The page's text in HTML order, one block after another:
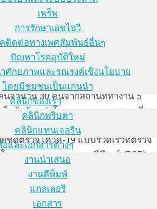
เพร็พ
การรักษาเอชไอวี
ติดต่อทางเพศสัมพันธ์อื่นๆ
ปัญหาโรคอุบัติใหม่
ศักยภาพและรณรงค์เชิงนโยบาย
โดยมีชุมชนเป็นแกนนำ
คลินิกของเรา
คลินิกพริบตา
คลินิกแทนเจอรีน
อและเอกสารต่างๆ
งานนำเสนอ
งานตีพิมพ์
แกลเลอรี
เอกสาร
แพร่ผลการวิจัยแบบ preprint ที่ยังไม่
องวงการ (หรือ peer review) แสดง
ร็วอาจไม่สามารถตรวจพบการติดเชื้อ
ที่จะเกิดการแพร่เชื้อให้ผู้อื่นต่อไปได้
นจำนวน 30 คนจากสถานที่ทำงาน 5
วรัสผันแปรโอมะครอนมาก สถานที่
านต้องตรวจการติดเชื้อไวรัส
ชุดตรวจโควิด-19 แบบรวดเร็วที่ตรวจ
รงจมูก และการตรวจพีซีอาร์ (PCR)
วรัส (polymerase chain reaction) ที่
าย ซึ่งเป็นการตรวจที่เชื่อกันว่ามี
มากกว่าการตรวจแบบรู้ผลเร็ว